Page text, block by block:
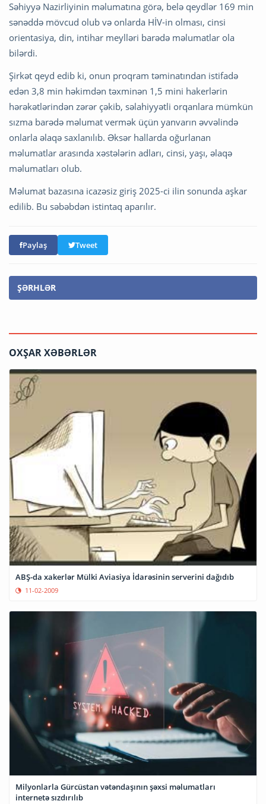
Səhiyyə Nazirliyinin məlumatına görə, belə qeydlər 169 min
sənəddə mövcud olub və onlarda HİV-in olması, cinsi
orientasiya, din, intihar meylləri barədə məlumatlar ola
bilərdi.
Şirkət qeyd edib ki, onun proqram təminatından istifadə
edən 3,8 min həkimdən təxminən 1,5 mini hakerlərin
hərəkətlərindən zərər çəkib, səlahiyyətli orqanlara mümkün
sızma barədə məlumat vermək üçün yanvarın əvvəlində
onlarla əlaqə saxlanılıb. Əksər hallarda oğurlanan
məlumatlar arasında xəstələrin adları, cinsi, yaşı, əlaqə
məlumatları olub.
Məlumat bazasına icazəsiz giriş 2025-ci ilin sonunda aşkar
edilib. Bu səbəbdən istintaq aparılır.
Paylaş Tweet
ŞƏRHLƏR
OXŞAR XƏBƏRLƏR
ABŞ-da xakerlər Mülki Aviasiya İdarəsinin serverini dağıdıb
11-02-2009
Milyonlarla Gürcüstan vətəndaşının şəxsi məlumatları
internetə sızdırılıb